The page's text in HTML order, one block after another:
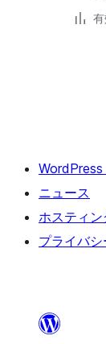
ジ
送
り
WordPress
ニュース
ホスティン
プライバシ